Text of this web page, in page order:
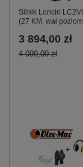
Silnik Loncin
(27 KM, wał
3 894,00 zł
4 099,00 zł